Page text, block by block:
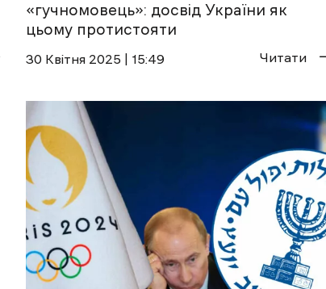
«гучномовець»: досвід України як
цьому протистояти
30 Квітня 2025 | 15:49 Читати